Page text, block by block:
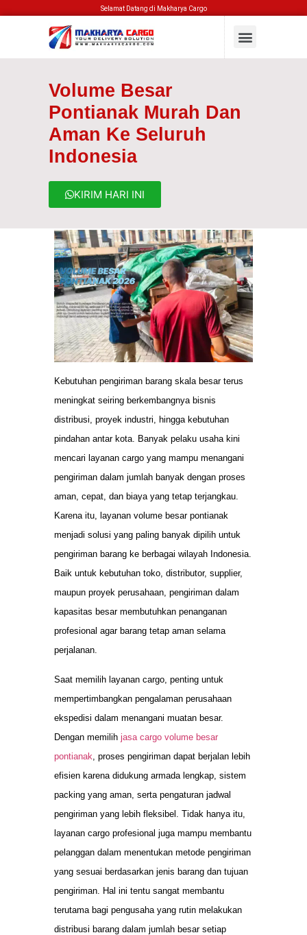
Selamat Datang di Makharya Cargo
Volume Besar
Pontianak Murah Dan
Aman Ke Seluruh
Indonesia
KIRIM HARI INI
Kebutuhan pengiriman barang skala besar terus
meningkat seiring berkembangnya bisnis
distribusi, proyek industri, hingga kebutuhan
pindahan antar kota. Banyak pelaku usaha kini
mencari layanan cargo yang mampu menangani
pengiriman dalam jumlah banyak dengan proses
aman, cepat, dan biaya yang tetap terjangkau.
Karena itu, layanan volume besar pontianak
menjadi solusi yang paling banyak dipilih untuk
pengiriman barang ke berbagai wilayah Indonesia.
Baik untuk kebutuhan toko, distributor, supplier,
maupun proyek perusahaan, pengiriman dalam
kapasitas besar membutuhkan penanganan
profesional agar barang tetap aman selama
perjalanan.
Saat memilih layanan cargo, penting untuk
mempertimbangkan pengalaman perusahaan
ekspedisi dalam menangani muatan besar.
Dengan memilih jasa cargo volume besar
pontianak , proses pengiriman dapat berjalan lebih
efisien karena didukung armada lengkap, sistem
packing yang aman, serta pengaturan jadwal
pengiriman yang lebih fleksibel. Tidak hanya itu,
layanan cargo profesional juga mampu membantu
pelanggan dalam menentukan metode pengiriman
yang sesuai berdasarkan jenis barang dan tujuan
pengiriman. Hal ini tentu sangat membantu
terutama bagi pengusaha yang rutin melakukan
distribusi barang dalam jumlah besar setiap